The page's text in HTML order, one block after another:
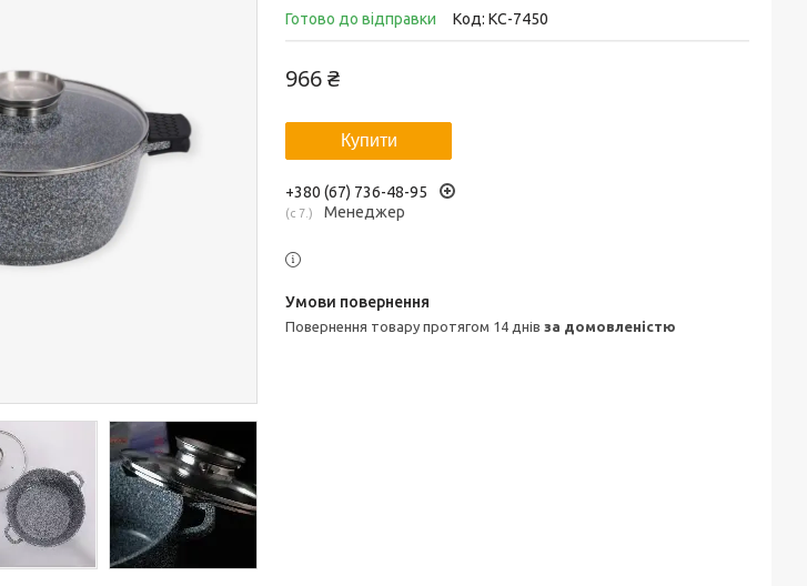
Готово до відправки Код: КС-7450
966 ₴
Купити
+380 (67) 736-48-95
с 7. Менеджер
повернення товару протягом 14 днів за домовленістю